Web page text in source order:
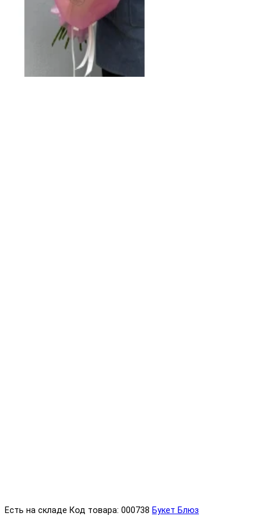
Есть на складе Код товара: 000738 Букет Блюз